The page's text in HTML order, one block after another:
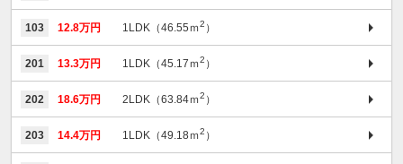
103 12.8万円 1LDK（46.55ｍ2 ）
201 13.3万円 1LDK（45.17ｍ2 ）
202 18.6万円 2LDK（63.84ｍ2 ）
203 14.4万円 1LDK（49.18ｍ2 ）